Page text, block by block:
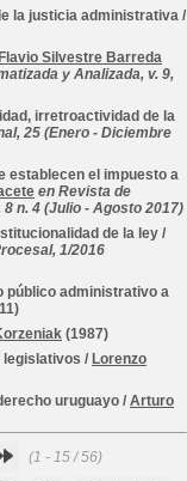
la justicia administrativa /
Flavio Silvestre Barreda
y Analizada, v. 9,
irretroactividad de la
25 (Enero - Diciembre
establecen el impuesto a
en Revista de
n. 4 (Julio - Agosto 2017)
de la ley /
1/2016
público administrativo a
(1987)
legislativos / Lorenzo
uruguayo / Arturo
(1 - 15 / 56)